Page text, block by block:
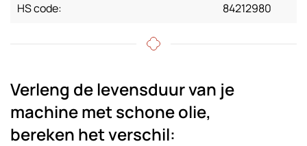
HS code:
84212980
Verleng de levensduur van je
machine met schone olie,
bereken het verschil: